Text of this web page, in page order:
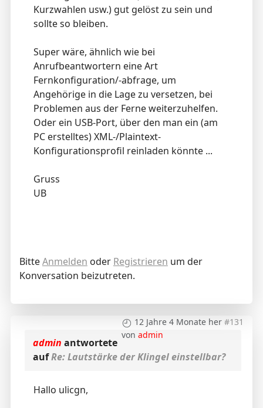
Kurzwahlen usw.) gut gelöst zu sein und
sollte so bleiben.
Super wäre, ähnlich wie bei
Anrufbeantwortern eine Art
Fernkonfiguration/-abfrage, um
Angehörige in die Lage zu versetzen, bei
Problemen aus der Ferne weiterzuhelfen.
Oder ein USB-Port, über den man ein (am
PC erstelltes) XML-/Plaintext-
Konfigurationsprofil reinladen könnte ...
Gruss
UB
BitteAnmelden oder Registrieren um der
Konversation beizutreten.
12 Jahre 4 Monate her #131
vonadmin
admin antwortete
aufRe: Lautstärke der Klingel einstellbar?
Hallo ulicgn,